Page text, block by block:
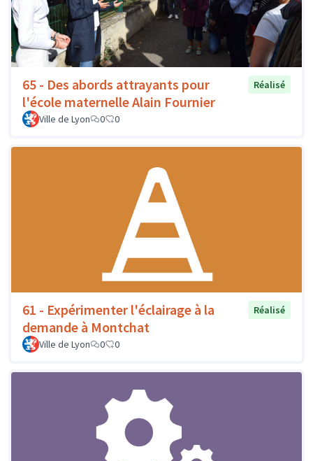
65 - Des abords attrayants pour
l'école maternelle Alain Fournier
Réalisé
Ville de Lyon 0 0
61 - Expérimenter l'éclairage à la
demande à Montchat
Réalisé
Ville de Lyon 0 0